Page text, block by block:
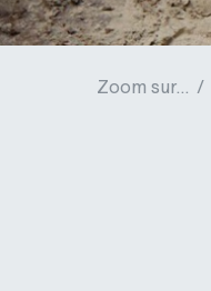
Zoom sur... /